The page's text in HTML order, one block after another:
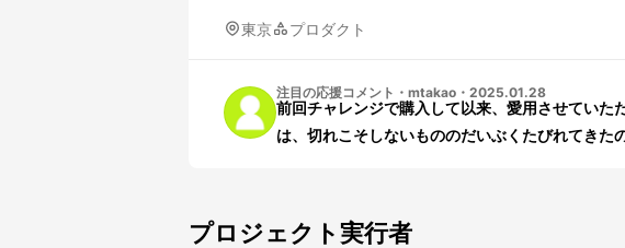
東京 プロダクト
注目の応援コメント ・ mtakao ・ 2025.01.28
前回チャレンジで購入して以来、愛用させてい
は、切れこそしないもののだいぶくたびれてきた
プロジェクト実行者